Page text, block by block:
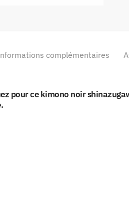
complémentaires
pour ce kimono noir